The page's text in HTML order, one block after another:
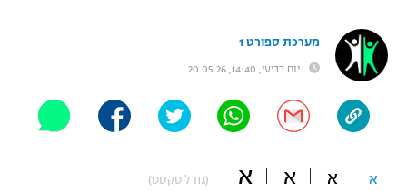
"מחצית בשכונה" – פודקאסט
משתתפים וזוכים בפרסים
היאבקות WWE
ספורט מוטורי
כדורמים
מערכת ספורט 1
יום רביעי, 14:40, 20.05.26
א א א א (גודל טקסט)